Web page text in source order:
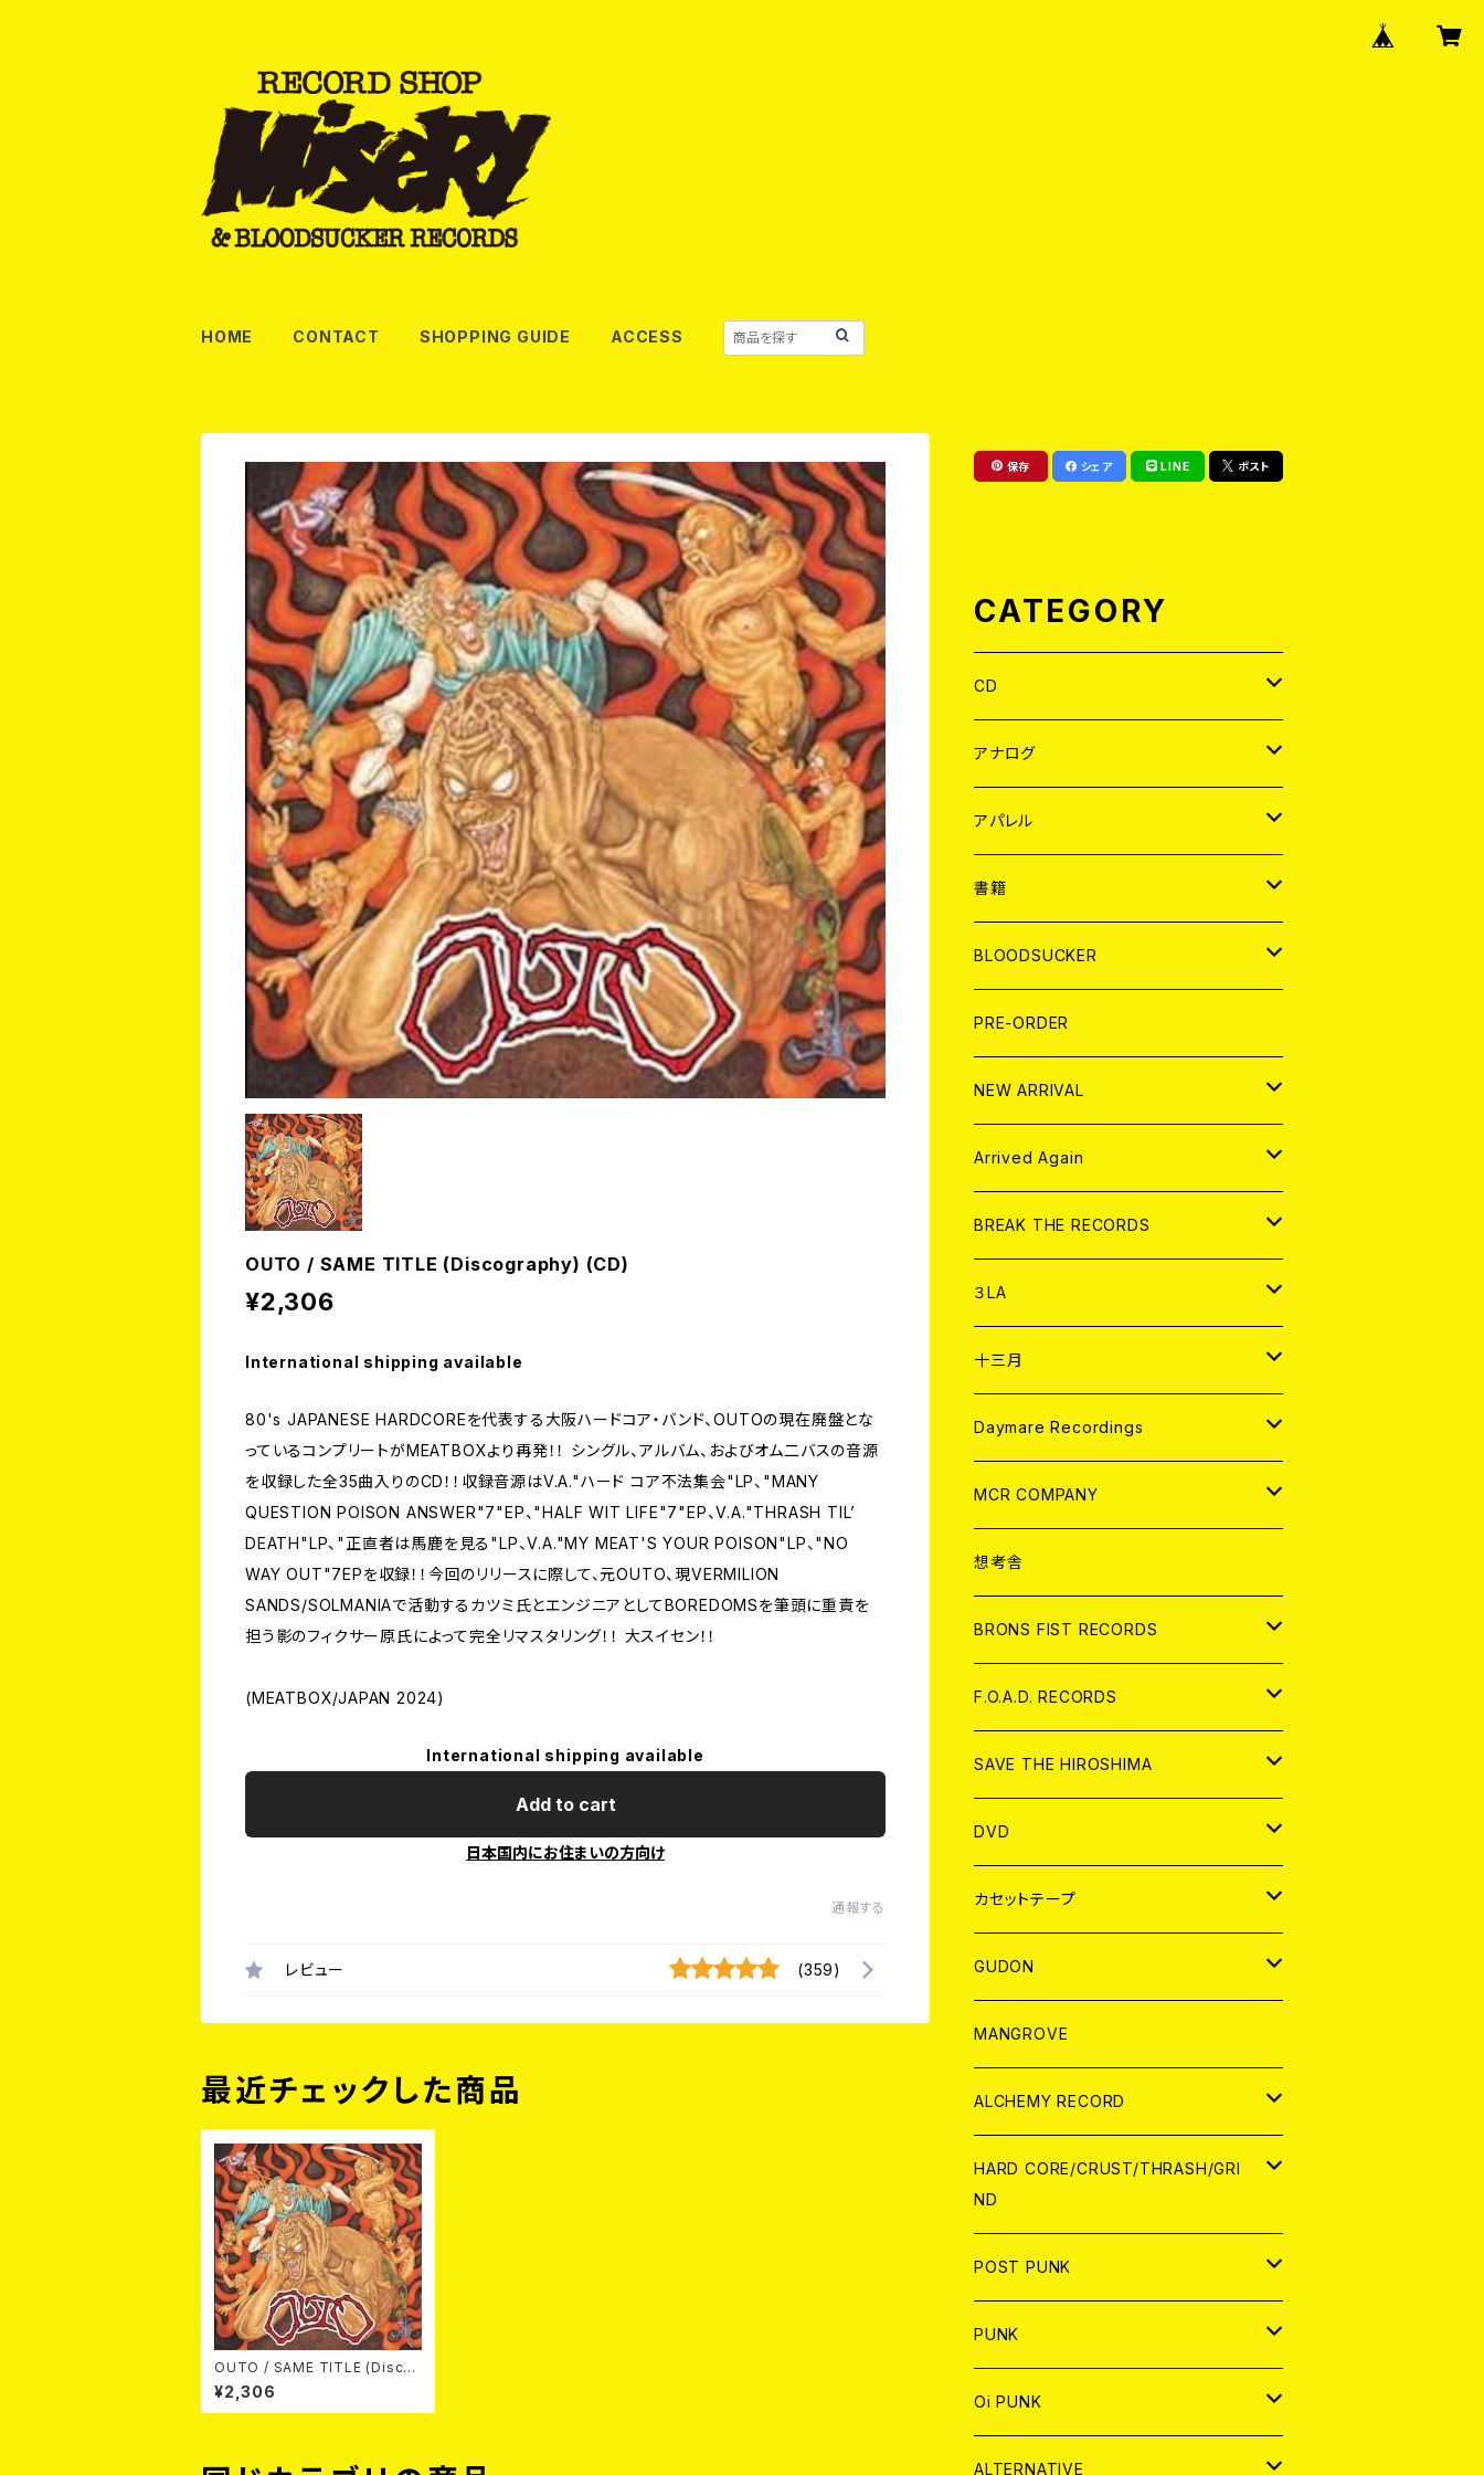
HOME CONTACT SHOPPING GUIDE ACCESS
OUTO / SAME TITLE (Discography) (CD)
¥2,306
International shipping available
80's JAPANESE HARDCOREを代表する大阪ハードコア・バンド、OUTOの現在廃盤とな
っているコンプリートがMEATBOXより再発！！ シングル、アルバム、およびオム二バスの音源
を収録した全35曲入りのCD！！収録音源はV.A."ハード コア不法集会"LP、"MANY
QUESTION POISON ANSWER"7"EP、"HALF WIT LIFE"7"EP、V.A."THRASH TIL’
DEATH"LP、"正直者は馬鹿を見る"LP、V.A."MY MEAT'S YOUR POISON"LP、"NO
WAY OUT"7EPを収録！！今回のリリースに際して、元OUTO、現VERMILION
SANDS/SOLMANIAで活動するカツミ氏とエンジニアとしてBOREDOMSを筆頭に重責を
担う影のフィクサー原氏によって完全リマスタリング！！ 大スイセン！！
(MEATBOX/JAPAN 2024)
International shipping available
Add to cart
日本国内にお住まいの方向け
通報する
レビュー (359)
最近チェックした商品
OUTO / SAME TITLE (Disco
graphy) (CD)
¥2,306
保存 シェア LINE ポスト
CATEGORY
CD
JAPAN
WORLD
アナログ
JAPAN
７EP
LP
WORLD
7EP
LP
アパレル
JAPAN
T-shirt
HOOD
WORLD
T-shirt
HOOD
書籍
MAGAZINE
BOLLOCKS
EL ZINE
写真集 (PHOTOBOOK)
BLOODSUCKER
CD
アナログ
アパレル
書籍
DIGITAL CONTENTS
PRE-ORDER
NEW ARRIVAL
CD
アナログ
Arrived Again
CD
アナログ
BREAK THE RECORDS
CD
ANALOG
アパレル
３LA
CD
ANALOG
十三月
CD
ANALOG
Daymare Recordings
CD
ANALOG
MCR COMPANY
CD
アパレル
ANALOG
想考舎
BRONS FIST RECORDS
CD
ANALOG
F.O.A.D. RECORDS
CD
ANALOG
SAVE THE HIROSHIMA
アパレル
BADGE
DVD
JAPAN
WORLD
カセットテープ
JAPAN
WORLD
GUDON
アパレル
PATCH
アナログ
DIGITAL CONTENTS
MANGROVE
ALCHEMY RECORD
CD
ANALOG
HARD CORE/CRUST/THRASH/GRI
ND
JAPAN
CD
ANALOG
WORLD
CD
ANALOG
POST PUNK
CD
JAPAN
WORLD
ANALOG
JAPAN
PUNK
JAPAN
CD
WORLD
Oi PUNK
JAPAN
ALTERNATIVE